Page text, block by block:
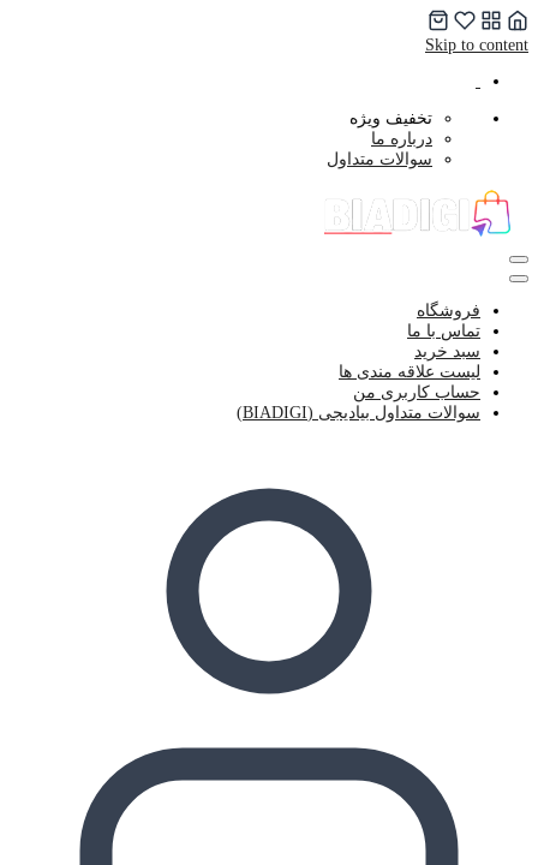
Skip to content
تخفیف ویژه
درباره ما
سوالات متداول
فروشگاه
تماس با ما
سبد خرید
لیست علاقه مندی ها
حساب کاربری من
سوالات متداول بیادیجی (BIADIGI)